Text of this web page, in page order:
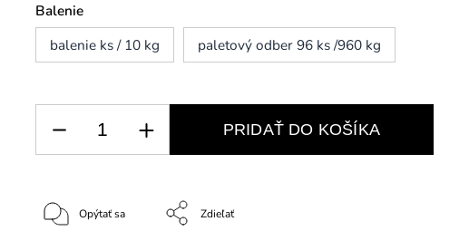
Balenie
balenie ks / 10 kg
paletový odber 96 ks /960 kg
PRIDAŤ DO KOŠÍKA
Opýtať sa Zdieľať